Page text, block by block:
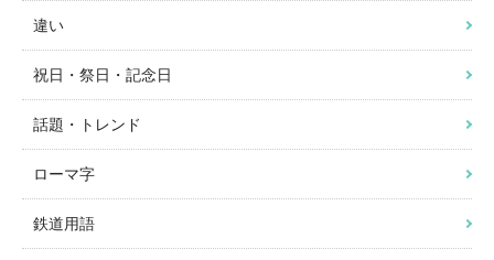
違い
祝日・祭日・記念日
話題・トレンド
ローマ字
鉄道用語